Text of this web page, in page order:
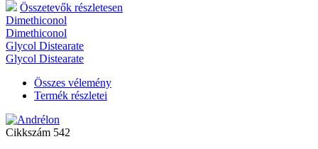
Összetevők részletesen
Dimethiconol
Dimethiconol
Glycol Distearate
Glycol Distearate
Összes vélemény
Termék részletei
Cikkszám 542